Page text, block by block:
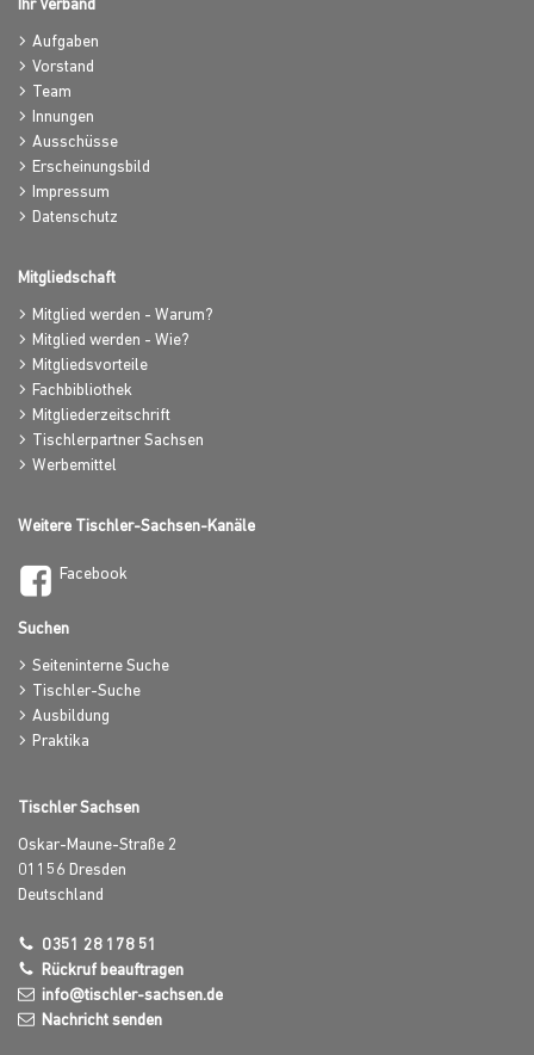
Ihr Verband
Aufgaben
Vorstand
Team
Innungen
Ausschüsse
Erscheinungsbild
Impressum
Datenschutz
Mitgliedschaft
Mitglied werden - Warum?
Mitglied werden - Wie?
Mitgliedsvorteile
Fachbibliothek
Mitgliederzeitschrift
Tischlerpartner Sachsen
Werbemittel
Weitere Tischler-Sachsen-Kanäle
Facebook
Suchen
Seiteninterne Suche
Tischler-Suche
Ausbildung
Praktika
Tischler Sachsen
Oskar-Maune-Straße 2
01156 Dresden
Deutschland
0351 28 178 51
Rückruf beauftragen
info@tischler-sachsen.de
Nachricht senden